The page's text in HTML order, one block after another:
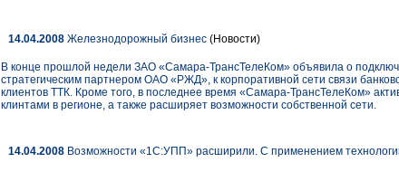
14.04.2008 Железнодорожный бизнес (Новости)
В конце прошлой недели ЗАО «Самара-ТрансТелеКом» объявила о
стратегическим партнером ОАО «РЖД», к корпоративной сети связи
клиентов ТТК. Кроме того, в последнее время «Самара-ТрансТелеКом»
клинтами в регионе, а также расширяет возможности собственной сети.
14.04.2008 Возможности «1С:УПП» расширили. С применением